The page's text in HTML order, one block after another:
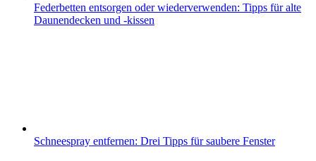
Federbetten entsorgen oder wiederverwenden: Tipps für alte
Daunendecken und -kissen
Schneespray entfernen: Drei Tipps für saubere Fenster